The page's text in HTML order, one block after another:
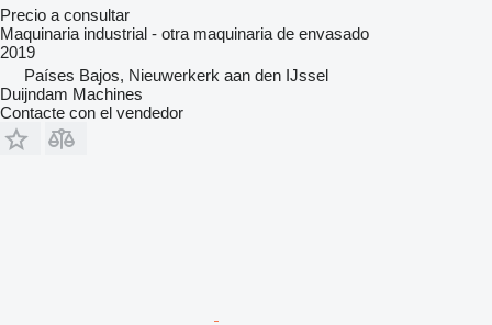
Precio a consultar
Maquinaria industrial - otra maquinaria de envasado
2019
Países Bajos, Nieuwerkerk aan den IJssel
Duijndam Machines
Contacte con el vendedor